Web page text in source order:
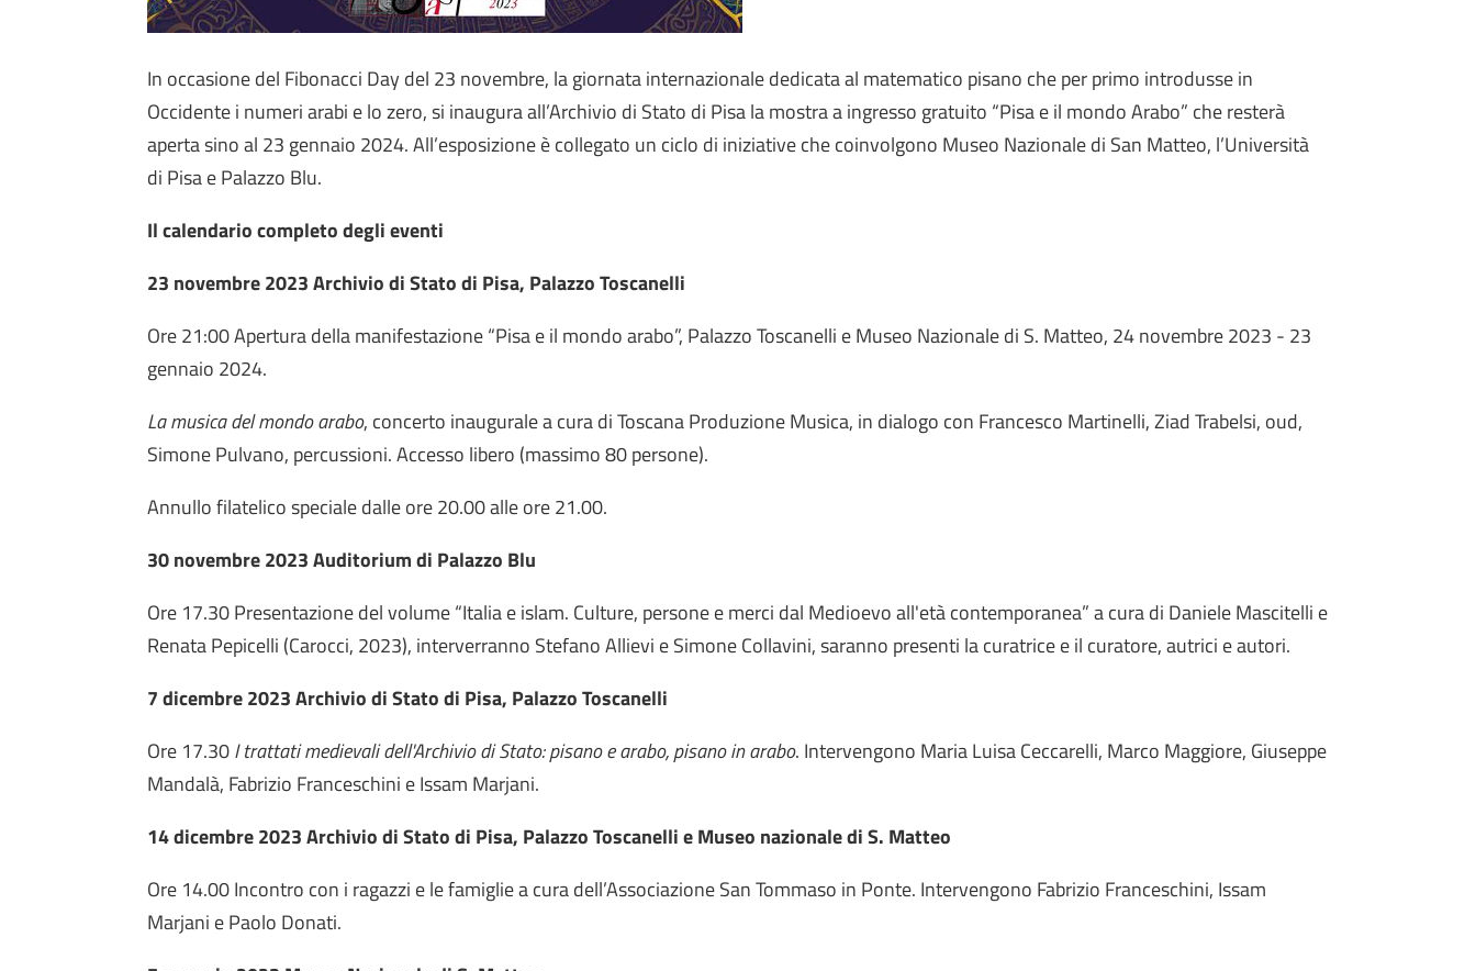
In occasione del Fibonacci Day del 23 novembre, la giornata internazionale dedicata al matematico pisano che per primo introdusse in
Occidente i numeri arabi e lo zero, si inaugura all’Archivio di Stato di Pisa la mostra a ingresso gratuito “Pisa e il mondo Arabo” che resterà
aperta sino al 23 gennaio 2024. All’esposizione è collegato un ciclo di iniziative che coinvolgono Museo Nazionale di San Matteo, l’Università
di Pisa e Palazzo Blu.
Il calendario completo degli eventi
23 novembre 2023 Archivio di Stato di Pisa, Palazzo Toscanelli
Ore 21:00Apertura della manifestazione “Pisa e il mondo arabo”, Palazzo Toscanelli e Museo Nazionale di S. Matteo, 24 novembre 2023 - 23
gennaio 2024.
La musica del mondo arabo, concerto inaugurale a cura di Toscana Produzione Musica, in dialogo con Francesco Martinelli, Ziad Trabelsi, oud,
Simone Pulvano, percussioni. Accesso libero (massimo 80 persone).
Annullo filatelico speciale dalle ore 20.00 alle ore 21.00.
30 novembre 2023 Auditorium di Palazzo Blu
Ore 17.30Presentazione del volume “Italia e islam. Culture, persone e merci dal Medioevo all'età contemporanea” a cura di Daniele Mascitelli e
Renata Pepicelli (Carocci, 2023), interverranno Stefano Allievi e Simone Collavini, saranno presenti la curatrice e il curatore, autrici e autori.
7 dicembre 2023 Archivio di Stato di Pisa, Palazzo Toscanelli
Ore 17.30I trattati medievali dell'Archivio di Stato: pisano e arabo, pisano in arabo. Intervengono Maria Luisa Ceccarelli, Marco Maggiore, Giuseppe
Mandalà, Fabrizio Franceschini e Issam Marjani.
14 dicembre 2023 Archivio di Stato di Pisa, Palazzo Toscanelli e Museo nazionale di S. Matteo
Ore 14.00Incontro con i ragazzi e le famiglie a cura dell’Associazione San Tommaso in Ponte. Intervengono Fabrizio Franceschini, Issam
Marjani e Paolo Donati.